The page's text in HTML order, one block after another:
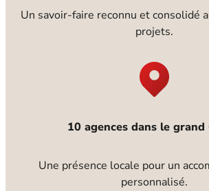
Un savoir-faire reconnu et consolidé
projets.
10 agences dans le grand
Une présence locale pour un
personnalisé.